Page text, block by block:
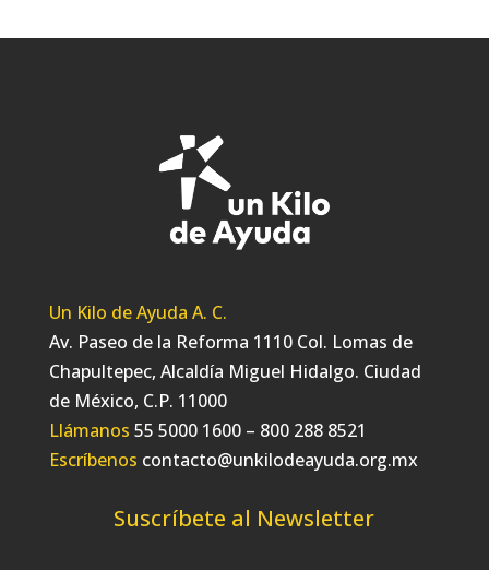
Un Kilo de Ayuda A. C.
Av. Paseo de la Reforma 1110 Col. Lomas de
Chapultepec, Alcaldía Miguel Hidalgo. Ciudad
de México, C.P. 11000
Llámanos 55 5000 1600 – 800 288 8521
Escríbenos contacto@unkilodeayuda.org.mx
Suscríbete al Newsletter